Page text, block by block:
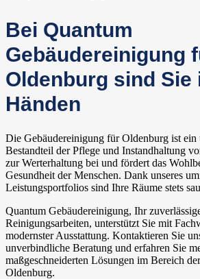
Bei Quantum
Gebäudereinigung
Oldenburg sind Sie
Händen
Die Gebäudereinigung für Oldenburg ist ein
Bestandteil der Pflege und Instandhaltung
zur Werterhaltung bei und fördert das
Gesundheit der Menschen. Dank unseres
Leistungsportfolios sind Ihre Räume stets
Quantum Gebäudereinigung, Ihr
Reinigungsarbeiten, unterstützt Sie mit
modernster Ausstattung. Kontaktieren Sie
unverbindliche Beratung und erfahren Sie
maßgeschneiderten Lösungen im Bereich
Oldenburg.